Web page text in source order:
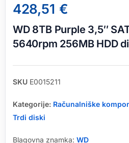
428,51 €
WD 8TB Purple 3,5″
5640rpm 256MB HDD
SKU E0015211
Kategorije: Računalniške
Trdi diski
Blagovna znamka: WD